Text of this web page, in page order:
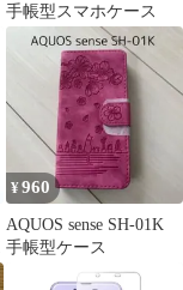
手帳型スマホケース
¥960
AQUOS sense SH-01K
手帳型ケース